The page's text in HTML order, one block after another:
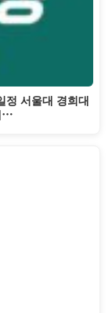
정 서울대 경희대
…